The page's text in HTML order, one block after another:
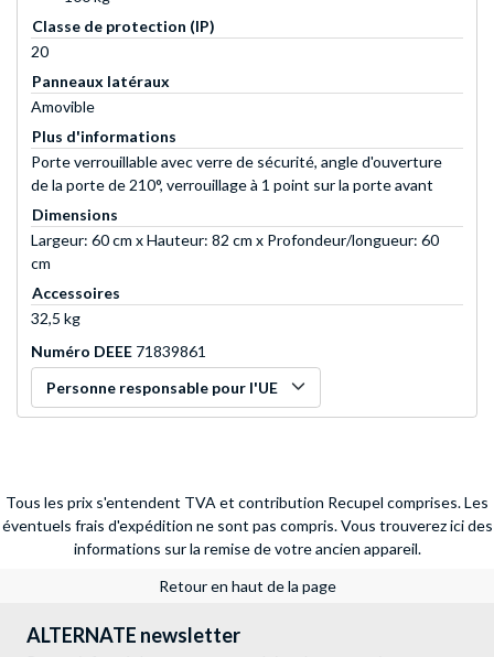
Classe de protection (IP)
20
Panneaux latéraux
Amovible
Plus d'informations
Porte verrouillable avec verre de sécurité, angle d'ouverture
de la porte de 210°, verrouillage à 1 point sur la porte avant
Dimensions
Largeur: 60 cm x Hauteur: 82 cm x Profondeur/longueur: 60
cm
Accessoires
32,5 kg
Numéro DEEE 71839861
Personne responsable pour l'UE
Tous les prix s'entendent TVA et contribution Recupel comprises. Les
éventuels frais d'expédition ne sont pas compris. Vous trouverez ici des
informations sur la remise de votre ancien appareil.
Retour en haut de la page
ALTERNATE newsletter